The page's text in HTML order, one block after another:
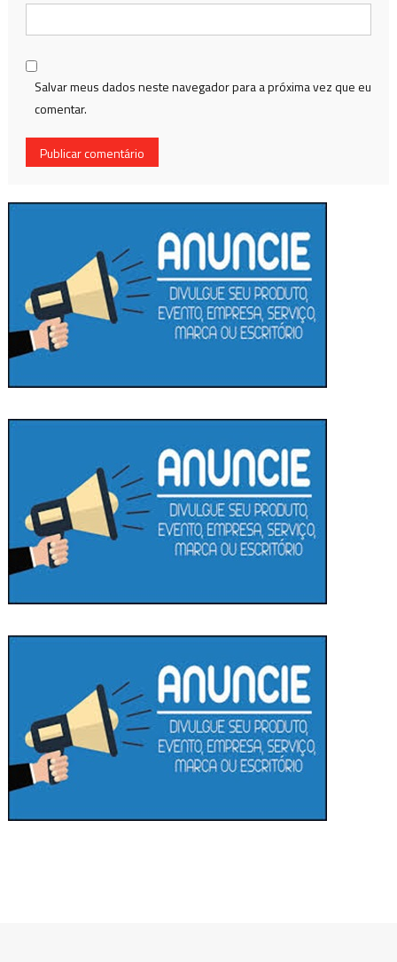
Salvar meus dados neste navegador para a próxima vez que eu
comentar.